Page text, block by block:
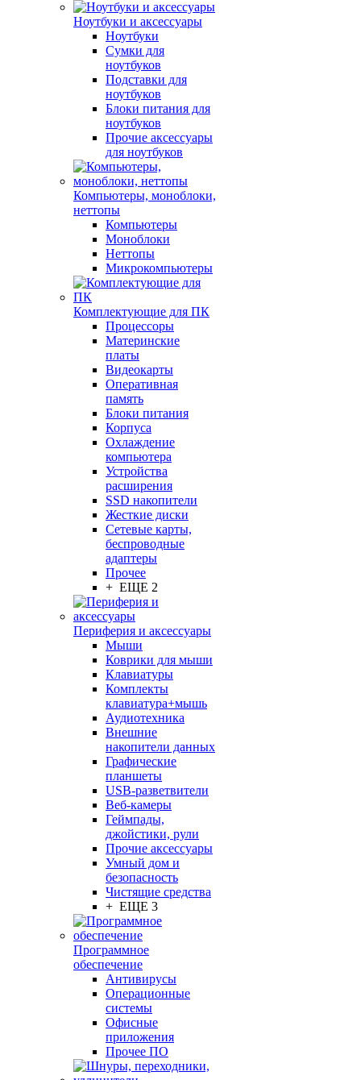
Ноутбуки и аксессуары
Ноутбуки
Сумки для
ноутбуков
Подставки для
ноутбуков
Блоки питания для
ноутбуков
Прочие аксессуары
для ноутбуков
Компьютеры, моноблоки,
неттопы
Компьютеры
Моноблоки
Неттопы
Микрокомпьютеры
Комплектующие для ПК
Процессоры
Материнские
платы
Видеокарты
Оперативная
память
Блоки питания
Корпуса
Охлаждение
компьютера
Устройства
расширения
SSD накопители
Жесткие диски
Сетевые карты,
беспроводные
адаптеры
Прочее
+ ЕЩЕ 2
Периферия и аксессуары
Мыши
Коврики для мыши
Клавиатуры
Комплекты
клавиатура+мышь
Аудиотехника
Внешние
накопители данных
Графические
планшеты
USB-разветвители
Веб-камеры
Геймпады,
джойстики, рули
Прочие аксессуары
Умный дом и
безопасность
Чистящие средства
+ ЕЩЕ 3
Программное
обеспечение
Антивирусы
Операционные
системы
Офисные
приложения
Прочее ПО